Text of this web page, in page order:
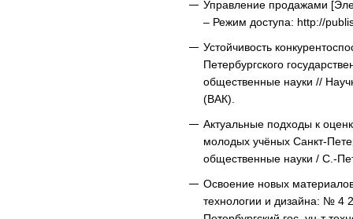
Управление продажами
– Режим доступа: http://
Устойчивость
Петербургского
общественные науки //
(ВАК).
Актуальные подходы к
молодых учёных Санкт-
общественные науки / С.-
Освоение новых материалов
технологии и дизайна: № 4